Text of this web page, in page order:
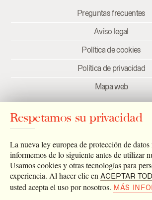
Preguntas frecuentes
Aviso legal
Política de cookies
Política de privacidad
Mapa web
Enlaces
Newsletter
Respetamos su privacidad
La nueva ley europea de protección de
informemos de lo siguiente antes de utilizar
Usamos cookies y otras tecnologías para
experiencia. Al hacer clic en ACEPTAR
usted acepta el uso por nosotros. MÁS